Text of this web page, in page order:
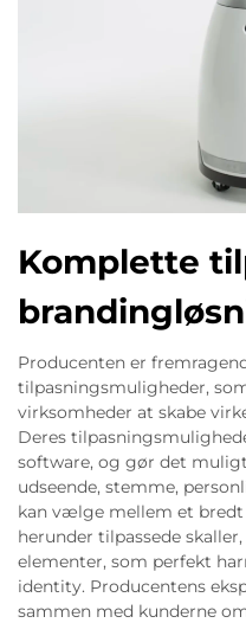
Komplette
Producenten er
tilpasningsmuligheder,
virksomheder at skabe
Deres
software, og gør det
udseende, stemme,
kan vælge mellem et
herunder tilpassede
elementer, som perfekt
identity. Producentens
sammen med kunderne